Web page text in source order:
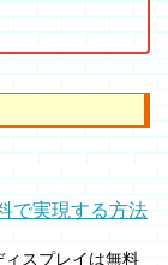
で実現する方法
スプレイは無料